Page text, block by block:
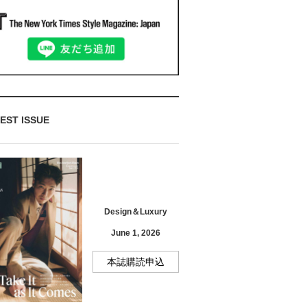
ISSUE
Design＆Luxury
June 1, 2026
本誌購読申込